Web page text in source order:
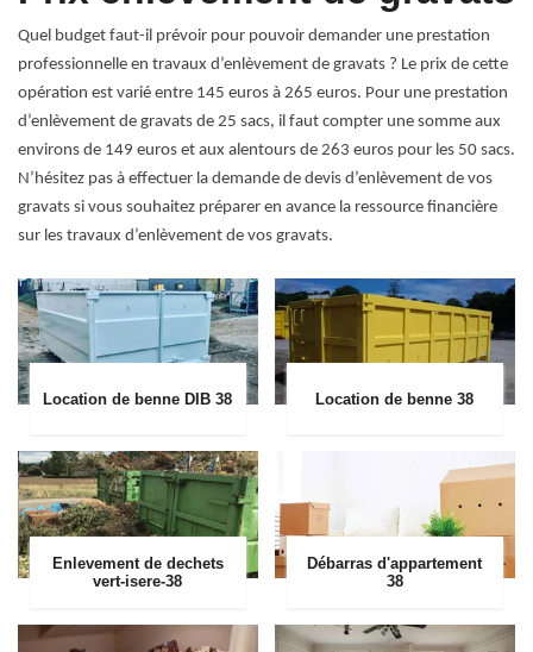
Quel budget faut-il prévoir pour pouvoir demander une prestation
professionnelle en travaux d’enlèvement de gravats ? Le prix de cette
opération est varié entre 145 euros à 265 euros. Pour une prestation
d’enlèvement de gravats de 25 sacs, il faut compter une somme aux
environs de 149 euros et aux alentours de 263 euros pour les 50 sacs.
N’hésitez pas à effectuer la demande de devis d’enlèvement de vos
gravats si vous souhaitez préparer en avance la ressource financière
sur les travaux d’enlèvement de vos gravats.
Location de benne DIB 38 Location de benne 38
Enlevement de dechets
vert-isere-38
Débarras d'appartement
38